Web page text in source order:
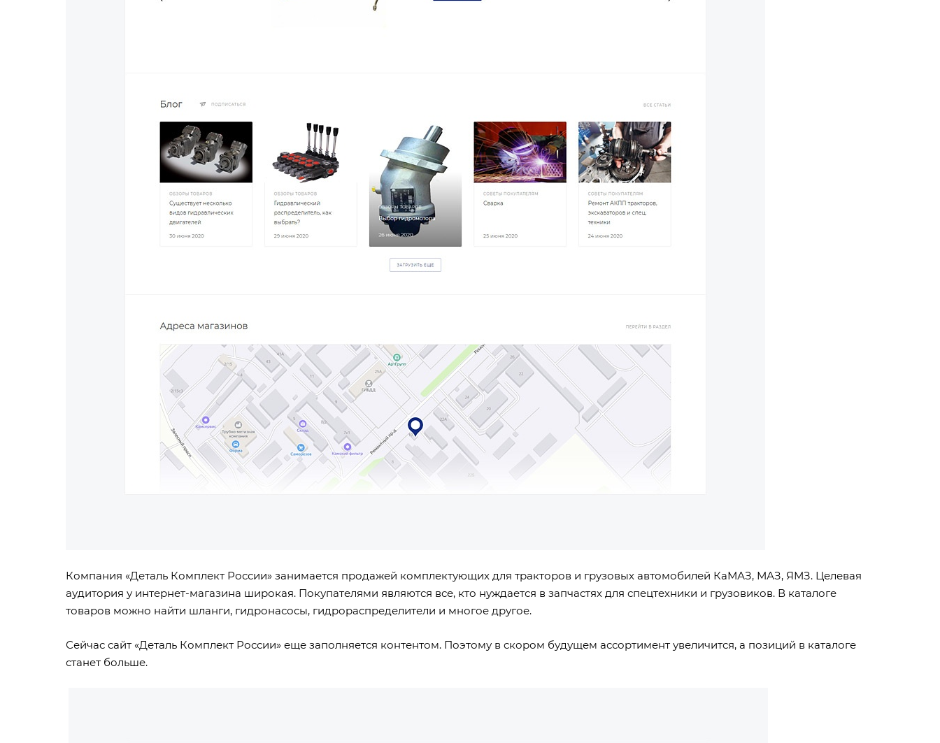
Компания «Деталь Комплект России» занимается продажей комплектующих для тракторов и грузовых автомобилей КаМАЗ, МАЗ, ЯМЗ. Целевая
аудитория у интернет-магазина широкая. Покупателями являются все, кто нуждается в запчастях для спецтехники и грузовиков. В каталоге
товаров можно найти шланги, гидронасосы, гидрораспределители и многое другое.
Сейчас сайт «Деталь Комплект России» еще заполняется контентом. Поэтому в скором будущем ассортимент увеличится, а позиций в каталоге
станет больше.